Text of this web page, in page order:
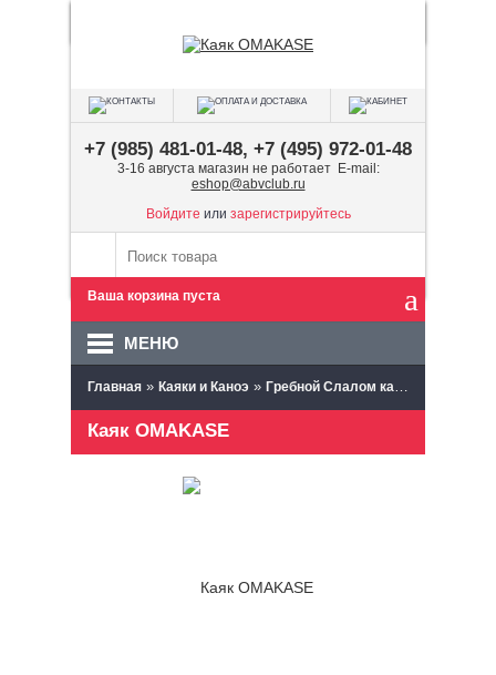
+7 (985) 481-01-48, +7 (495) 972-01-48
3-16 августа магазин не работает E-mail:
eshop@abvclub.ru
Войдите или зарегистрируйтесь
Ваша корзина пуста
МЕНЮ
Главная » Каяки и Каноэ » Гребной Слалом каяки и каноэ
Каяк OMAKASE